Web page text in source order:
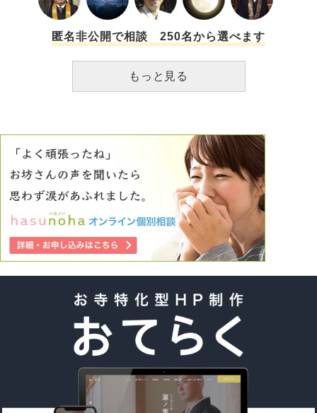
匿名非公開で相談 250名から選べます
もっと見る